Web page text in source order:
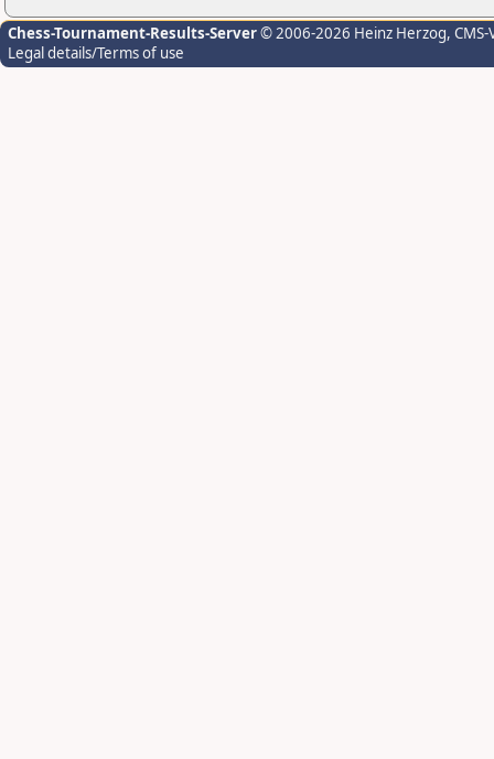
Chess-Tournament-Results-Server© 2006-2026 Heinz Herzog,
Legal details/Terms of use